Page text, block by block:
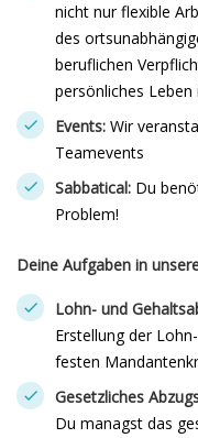
nicht nur flexible
des
beruflichen
persönliches Leben
Events: Wir
Teamevents
Sabbatical: Du
Problem!
Deine Aufgaben in
Lohn- und
Erstellung der
festen
Gesetzliches
Du managst das